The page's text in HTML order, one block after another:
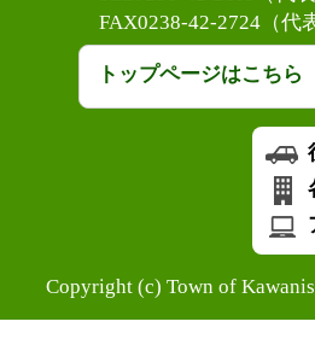
FAX0238-42-2724（代
トップページはこちら
Copyright (c) Town of